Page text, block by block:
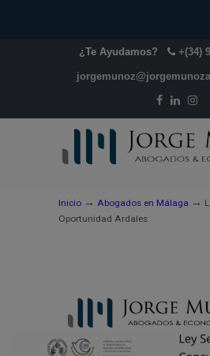
¿Te Ayudamos? +(34)
Inicio → Abogados en Málaga →
Oportunidad Ardales